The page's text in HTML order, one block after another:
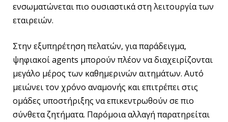
ενσωματώνεται πιο ουσιαστικά στη λειτουργία των
εταιρειών.
Στην εξυπηρέτηση πελατών, για παράδειγμα,
ψηφιακοί agents μπορούν πλέον να διαχειρίζονται
μεγάλο μέρος των καθημερινών αιτημάτων. Αυτό
μειώνει τον χρόνο αναμονής και επιτρέπει στις
ομάδες υποστήριξης να επικεντρωθούν σε πιο
σύνθετα ζητήματα. Παρόμοια αλλαγή παρατηρείται